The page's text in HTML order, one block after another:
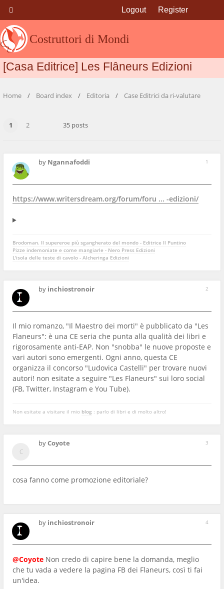
Costruttori di Mondi
Logout Register
[Casa Editrice] Les Flâneurs Edizioni
Home Board index Editoria Case Editrici da ri-valutare
1 2 35 posts
1
by Ngannafoddi
https://www.writersdream.org/forum/foru ... -edizioni/
Brodoman. Il supereroe più sgangherato del mondo - Editrice Il Puntino
Pizze indemoniate e come mangiarle - Nero Press Edizioni
L'isola delle teste di cavolo - Alcheringa Edizioni
2
by inchiostronoir
Il mio romanzo, "Il Maestro dei morti" è pubblicato da "Les
Flaneurs": è una CE seria che punta alla qualità dei libri e
rigorosamente anti-EAP. Non "snobba" le nuove proposte e
vari autori sono emergenti. Ogni anno, questa CE
organizza il concorso "Ludovica Castelli" per trovare nuovi
autori! non esitate a seguire "Les Flaneurs" sui loro social
(FB, Twitter, Instagram e You Tube).
Non esitate a visitare il mio blog : parlo di libri e di molto altro!
3
byCoyote
cosa fanno come promozione editoriale?
4
by inchiostronoir
@Coyote Non credo di capire bene la domanda, meglio
che tu vada a vedere la pagina FB dei Flaneurs, così ti fai
un'idea.